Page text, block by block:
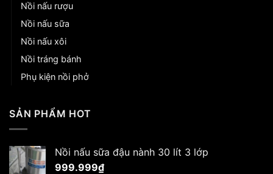
Nồi nấu rượu
Nồi nấu sữa
Nồi nấu xôi
Nồi tráng bánh
Phụ kiện nồi phở
SẢN PHẨM HOT
Nồi nấu sữa đậu nành 30 lít 3 lớp
999.999₫